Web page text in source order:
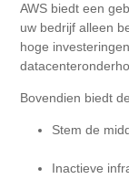
AWS biedt een
uw bedrijf alleen
hoge
Bovendien biedt
Stem de
Inactieve